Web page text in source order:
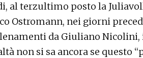
al terzultimo posto la
Ostromann, nei giorni
da Giuliano
non si sa ancora se questo